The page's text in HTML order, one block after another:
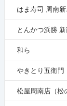
はま寿司 周南
とんかつ浜勝
和ら
やきとり五衛門
松屋周南店（松